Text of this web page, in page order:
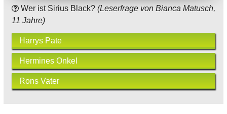
Wer ist Sirius Black? (Leserfrage von Bianca Matusch,
11 Jahre)
Harrys Pate
Hermines Onkel
Rons Vater